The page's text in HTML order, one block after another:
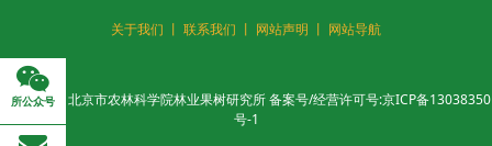
关于我们 丨 联系我们 丨 网站声明 丨 网站导航
版权所有：北京市农林科学院林业果树研究所 备案号/经营许可号:京ICP备13038350
号-1
所公众号